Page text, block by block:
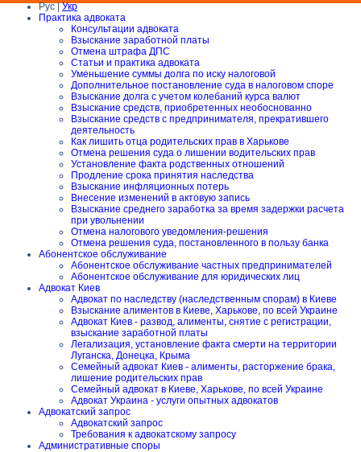
Рус |Укр
Практика адвоката
Консультации адвоката
Взыскание заработной платы
Отмена штрафа ДПС
Статьи и практика адвоката
Уменьшение суммы долга по иску налоговой
Дополнительное постановление суда в налоговом споре
Взыскание долга с учетом колебаний курса валют
Взыскание средств, приобретенных необоснованно
Взыскание средств с предпринимателя, прекратившего
деятельность
Как лишить отца родительских прав в Харькове
Отмена решения суда о лишении водительских прав
Установление факта родственных отношений
Продление срока принятия наследства
Взыскание инфляционных потерь
Внесение изменений в актовую запись
Взыскание среднего заработка за время задержки расчета
при увольнении
Отмена налогового уведомления-решения
Отмена решения суда, постановленного в пользу банка
Абонентское обслуживание
Абонентское обслуживание частных предпринимателей
Абонентское обслуживание для юридических лиц
Адвокат Киев
Адвокат по наследству (наследственным спорам) в Киеве
Взыскание алиментов в Киеве, Харькове, по всей Украине
Адвокат Киев - развод, алименты, снятие с регистрации,
взыскание заработной платы
Легализация, установление факта смерти на территории
Луганска, Донецка, Крыма
Семейный адвокат Киев - алименты, расторжение брака,
лишение родительских прав
Семейный адвокат в Киеве, Харькове, по всей Украине
Адвокат Украина - услуги опытных адвокатов
Адвокатский запрос
Адвокатский запрос
Требования к адвокатскому запросу
Административные споры